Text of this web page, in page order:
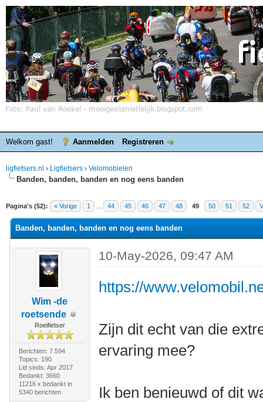
Welkom gast! Aanmelden Registreren
ligfietsers.nl › Ligfietsers › Velomobielen
Banden, banden, banden en nog eens banden
Pagina's (52): « Vorige 1 44 45 46 47 48 49 50 51 52
waardering is 3
Banden, banden, banden en nog eens banden
Wim -de
roetsende
Roeifietser
Berichten: 7.594
Topics: 190
Lid sinds: Apr 2017
Bedankt: 3660
11216 x bedankt in
5340 berichten
10-May-2026, 09:47 AM
https://
Zijn dit echt van die
ervaring mee?
Ik ben benieuwd of dit